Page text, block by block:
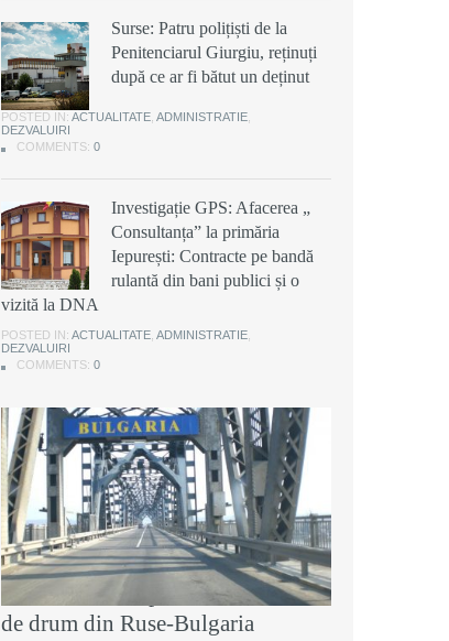
Surse: Patru polițiști de la
Penitenciarul Giurgiu, reținuți
după ce ar fi bătut un deținut
POSTED IN: ACTUALITATE ADMINISTRATIE
DEZVALUIRI
COMMENTS: 0
Investigație GPS: Afacerea „
Consultanța” la primăria
Iepurești: Contracte pe bandă
rulantă din bani publici și o
vizită la DNA
POSTED IN: ACTUALITATE ADMINISTRATIE
DEZVALUIRI
COMMENTS: 0
Instituția Prefectului: Măsuri
temporare de organizare a
traficului rutier pe anumite sectoare
de drum din Ruse-Bulgaria